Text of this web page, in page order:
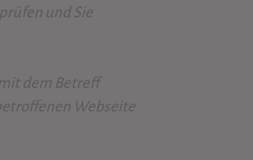
und Sie
dem Betreff
Webseite